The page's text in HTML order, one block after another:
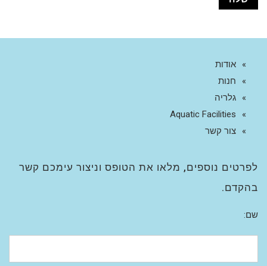
אודות
חנות
גלריה
Aquatic Facilities
צור קשר
לפרטים נוספים, מלאו את הטופס וניצור עימכם קשר
בהקדם.
שם: